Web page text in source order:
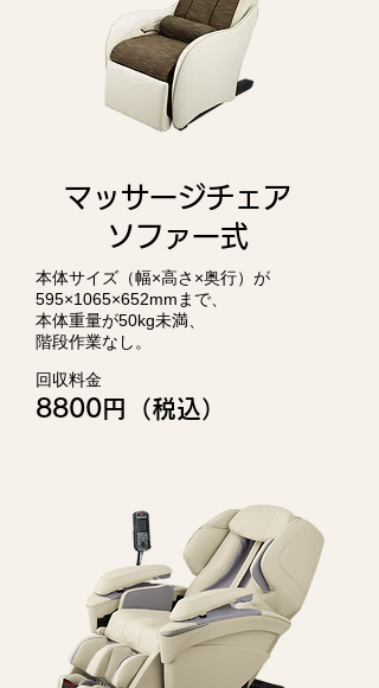
マッサージチェア
​ソファー式
本体サイズ（幅×高さ×奥行）が
595×1065×652mmまで、
本体重量が50kg未満、
階段作業なし。
回収料金
8800円（税込）